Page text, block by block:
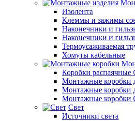
Изолента
Клеммы и зажимы
Наконечники и
Наконечники и
Термоусаживаемая
Хомуты кабельные
Коробки
Монтажные коробки
Монтажные коробки
Монтажные коробки
Свет
Источники света